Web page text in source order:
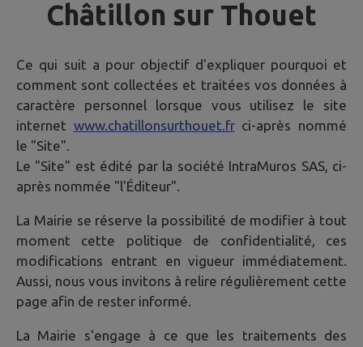
Châtillon sur Thouet
Ce qui suit a pour objectif d'expliquer pourquoi et
comment sont collectées et traitées vos données à
caractère personnel lorsque vous utilisez le site
internet www.chatillonsurthouet.frci-après nommé
le "Site".
Le "Site" est édité par la société IntraMuros SAS, ci-
après nommée "l'Éditeur".
La Mairie se réserve la possibilité de modifier à tout
moment cette politique de confidentialité, ces
modifications entrant en vigueur immédiatement.
Aussi, nous vous invitons à relire régulièrement cette
page afin de rester informé.
La Mairie s'engage à ce que les traitements des